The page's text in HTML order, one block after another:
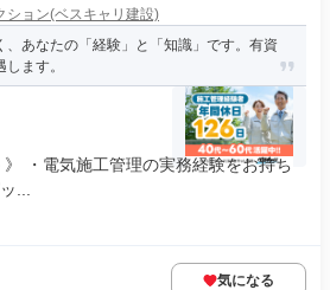
ション(ベスキャリ建設)
、あなたの「経験」と「知識」です。有資
ます。
・電気施工管理の実務経験をお持ち
...
気になる